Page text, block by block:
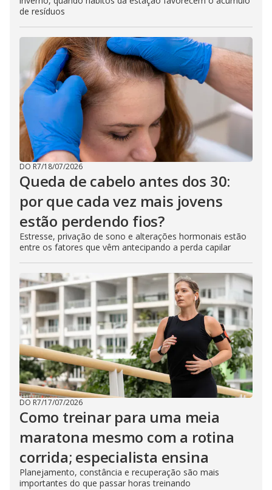
de resíduos
DO R7/18/07/2026
Queda de cabelo antes dos 30:
por que cada vez mais jovens
estão perdendo fios?
Estresse, privação de sono e alterações hormonais estão
entre os fatores que vêm antecipando a perda capilar
DO R7/17/07/2026
Como treinar para uma meia
maratona mesmo com a rotina
corrida; especialista ensina
Planejamento, constância e recuperação são mais
importantes do que passar horas treinando